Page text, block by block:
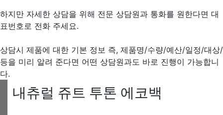
하지만 자세한 상담을 위해 전문 상담원과 통화를 원한다면 대
표번호로 전화 주세요.
상담시 제품에 대한 기본 정보 즉, 제품명/수량/예산/일정/대상/
등을 미리 알려 준다면 어떤 상담원과도 바로 진행이 가능합니
다.
내츄럴 쥬트 투톤 에코백